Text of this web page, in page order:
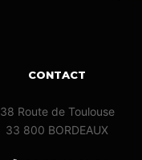
CONTACT
38 Route de Toulouse
33 800 BORDEAUX